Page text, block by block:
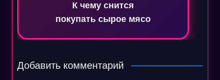
К чему снится
покупать сырое мясо
Добавить комментарий